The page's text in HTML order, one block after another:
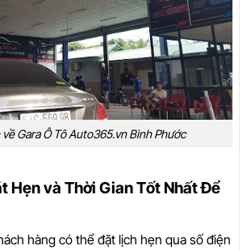
Gara Ô Tô Auto365.vn Bình Phước
Hẹn và Thời Gian Tốt Nhất Để
hàng có thể đặt lịch hẹn qua số điện